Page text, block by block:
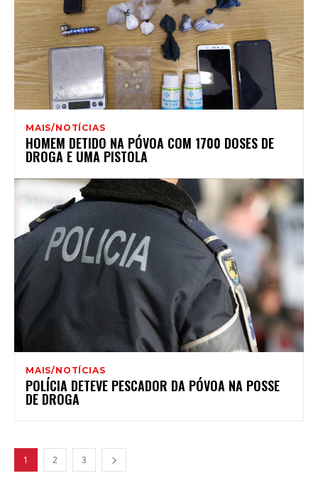
MAIS/NOTÍCIAS
HOMEM DETIDO NA PÓVOA COM 1700 DOSES DE
DROGA E UMA PISTOLA
MAIS/NOTÍCIAS
POLÍCIA DETEVE PESCADOR DA PÓVOA NA POSSE
DE DROGA
1 2 3